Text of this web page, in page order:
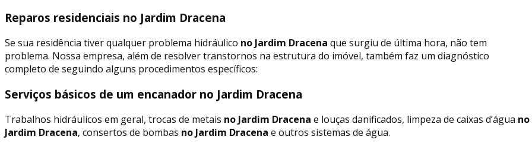
Reparos residenciais no Jardim Dracena
Se sua residência tiver qualquer problema hidráulico no Jardim Dracena que surgiu de última hora, não tem
problema. Nossa empresa, além de resolver transtornos na estrutura do imóvel, também faz um diagnóstico
completo de seguindo alguns procedimentos específicos:
Serviços básicos de um encanador no Jardim Dracena
Trabalhos hidráulicos em geral, trocas de metais no Jardim Dracena e louças danificados, limpeza de caixas d’água no
Jardim Dracena, consertos de bombas no Jardim Dracena e outros sistemas de água.